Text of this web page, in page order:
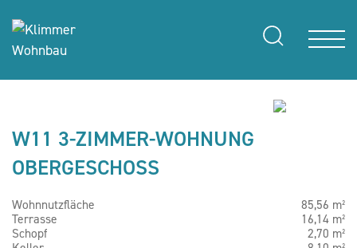
W11 3-ZIMMER-WOHNUNG
OBERGESCHOSS
Wohnnutzfläche
85,56 m²
Terrasse
16,14 m²
Schopf
2,70 m²